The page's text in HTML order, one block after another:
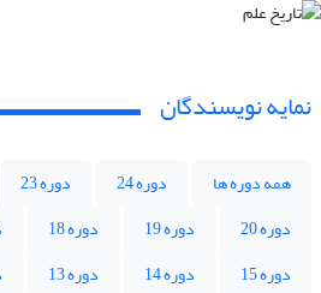
نمایه نویسندگان
همه دوره ها دوره 24 دوره 23
دوره 20
دوره 19 دوره 18
دوره 15
دوره 14 دوره 13